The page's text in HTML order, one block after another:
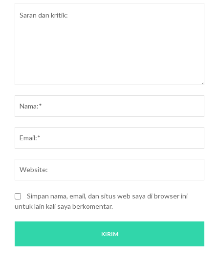
kritik:
Simpan nama, email, dan situs web saya di browser ini
untuk lain kali saya berkomentar.